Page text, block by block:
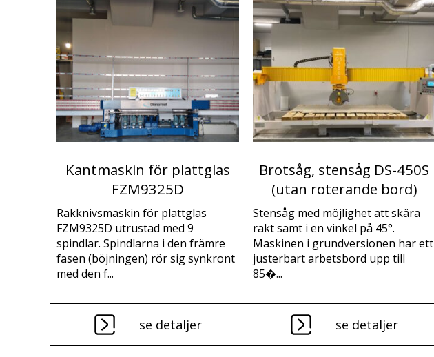
Kantmaskin för plattglas
FZM9325D
Rakknivsmaskin för plattglas
FZM9325D utrustad med 9
spindlar. Spindlarna i den främre
fasen (böjningen) rör sig synkront
med den f...
se detaljer
Brotsåg, stensåg DS-450S
(utan roterande bord)
Stensåg med möjlighet att skära
rakt samt i en vinkel på 45°.
Maskinen i grundversionen har ett
justerbart arbetsbord upp till
85�...
se detaljer